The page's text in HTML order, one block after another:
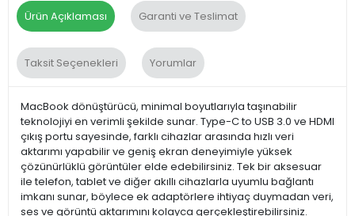
Ürün Açıklaması Garanti ve Teslimat
Taksit Seçenekleri Yorumlar
MacBook dönüştürücü, minimal boyutlarıyla taşınabilir
teknolojiyi en verimli şekilde sunar. Type-C to USB 3.0 ve HDMI
çıkış portu sayesinde, farklı cihazlar arasında hızlı veri
aktarımı yapabilir ve geniş ekran deneyimiyle yüksek
çözünürlüklü görüntüler elde edebilirsiniz. Tek bir aksesuar
ile telefon, tablet ve diğer akıllı cihazlarla uyumlu bağlantı
imkanı sunar, böylece ek adaptörlere ihtiyaç duymadan veri,
ses ve görüntü aktarımını kolayca gerçekleştirebilirsiniz.